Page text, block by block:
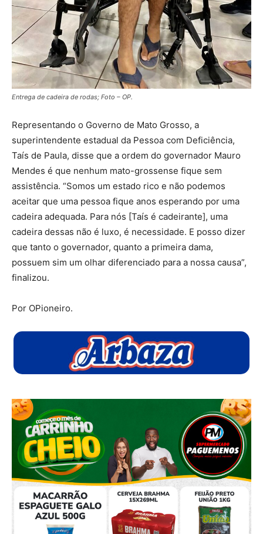
Entrega de cadeira de rodas; Foto – OP.
Representando o Governo de Mato Grosso, a
superintendente estadual da Pessoa com Deficiência,
Taís de Paula, disse que a ordem do governador Mauro
Mendes é que nenhum mato-grossense fique sem
assistência. “Somos um estado rico e não podemos
aceitar que uma pessoa fique anos esperando por uma
cadeira adequada. Para nós [Taís é cadeirante], uma
cadeira dessas não é luxo, é necessidade. E posso dizer
que tanto o governador, quanto a primeira dama,
possuem sim um olhar diferenciado para a nossa causa”,
finalizou.
Por OPioneiro.